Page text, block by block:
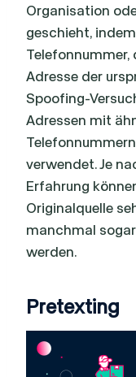
Organisation
geschieht,
Telefonnummer,
Adresse der
Spoofing-
Adressen mit
verwendet. Je
Erfahrung
Originalquelle
manchmal
werden.
Pretexting